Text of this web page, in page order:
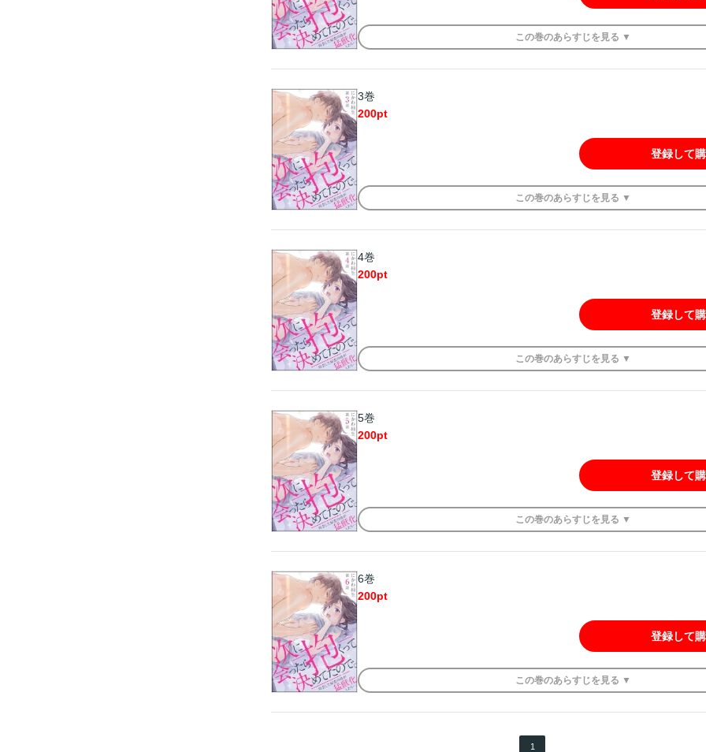
この巻のあらすじを 見る ▼
3巻
200pt
登録して
この巻のあらすじを 見る ▼
4巻
200pt
登録して
この巻のあらすじを 見る ▼
5巻
200pt
登録して
この巻のあらすじを 見る ▼
6巻
200pt
登録して
この巻のあらすじを 見る ▼
1